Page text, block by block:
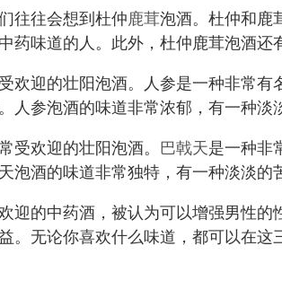
往往会想到杜仲鹿茸泡酒。杜仲和鹿
药味道的人。此外，杜仲鹿茸泡酒还
欢迎的壮阳泡酒。人参是一种非常
人参泡酒的味道非常浓郁，有一种淡
受欢迎的壮阳泡酒。 巴戟天是一种非
泡酒的味道非常独特，有一种淡淡的
迎的中药酒，被认为可以增强男性
。无论你喜欢什么味道，都可以在这